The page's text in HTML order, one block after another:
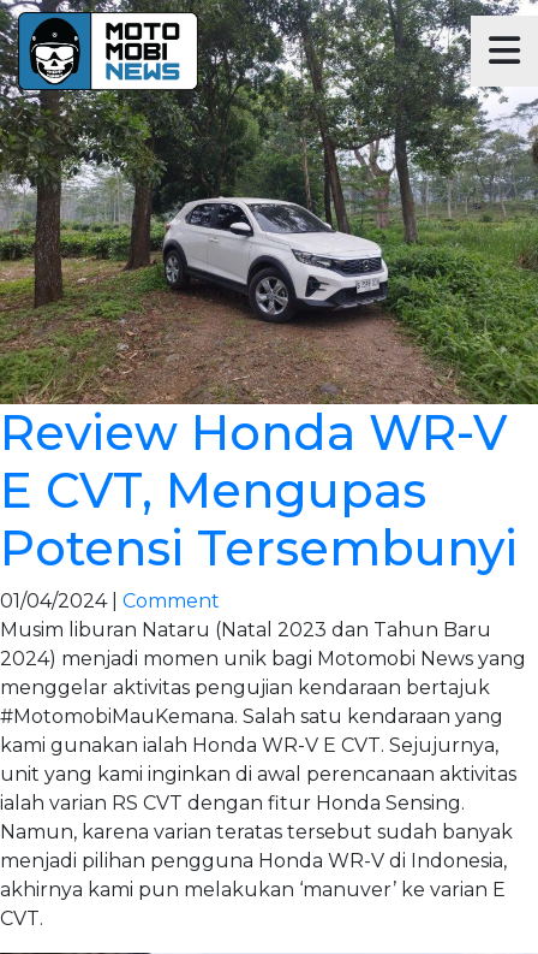
Review Honda WR-V
E CVT, Mengupas
Potensi Tersembunyi
01/04/2024 | Comment
Musim liburan Nataru (Natal 2023 dan Tahun Baru
2024) menjadi momen unik bagi Motomobi News yang
menggelar aktivitas pengujian kendaraan bertajuk
#MotomobiMauKemana. Salah satu kendaraan yang
kami gunakan ialah Honda WR-V E CVT. Sejujurnya,
unit yang kami inginkan di awal perencanaan aktivitas
ialah varian RS CVT dengan fitur Honda Sensing.
Namun, karena varian teratas tersebut sudah banyak
menjadi pilihan pengguna Honda WR-V di Indonesia,
akhirnya kami pun melakukan ‘manuver’ ke varian E
CVT.